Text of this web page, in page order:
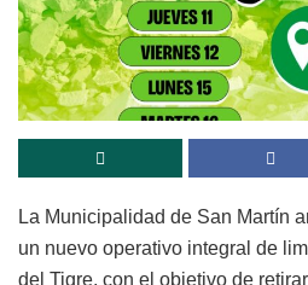
La Municipalidad de San Martín
un nuevo operativo integral de
del Tigre, con el objetivo de